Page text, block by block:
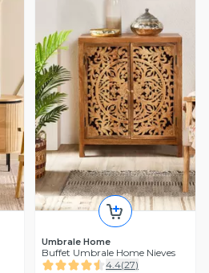
Umbrale Home
Buffet Umbrale Home Nieves
4.4(27)